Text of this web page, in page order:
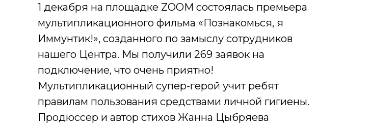
1 декабря на площадке ZOOM состоялась премьера
мультипликационного фильма «Познакомься, я
Иммунтик!», созданного по замыслу сотрудников
нашего Центра. Мы получили 269 заявок на
подключение, что очень приятно!
Мультипликационный супер-герой учит ребят
правилам пользования средствами личной гигиены.
Продюссер и автор стихов Жанна Цыбряева